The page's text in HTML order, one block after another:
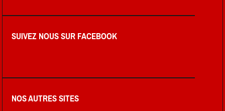
SUIVEZ NOUS SUR FACEBOOK
NOS AUTRES SITES